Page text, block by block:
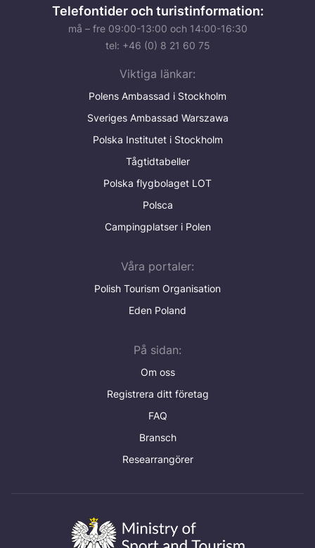
Telefontider och turistinformation:
må – fre 09:00-13:00 och 14:00-16:30
tel: +46 (0) 8 21 60 75
Viktiga länkar:
Polens Ambassad i Stockholm
Sveriges Ambassad Warszawa
Polska Institutet i Stockholm
Tågtidtabeller
Polska flygbolaget LOT
Polsca
Campingplatser i Polen
Våra portaler:
Polish Tourism Organisation
Eden Poland
På sidan:
Om oss
Registrera ditt företag
FAQ
Bransch
Researrangörer